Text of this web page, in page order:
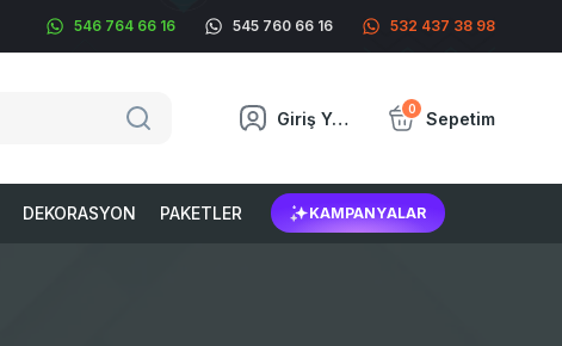
546 764 66 16 545 760 66 16 532 437 38 98
Giriş Yap 0 Sepetim
DEKORASYON PAKETLER KAMPANYALAR